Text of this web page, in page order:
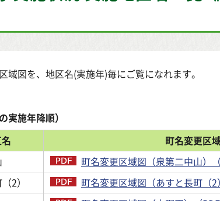
図を、地区名(実施年)毎にご覧になれます。
実施年降順）
町名変更区
町名変更区域図（泉第二中山）
2）
町名変更区域図（あすと長町（2